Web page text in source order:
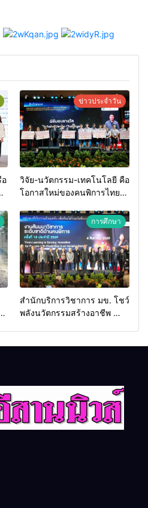
อ
ข่าวประจำวัน
วิจัย-นวัตกรรม-เทคโนโลยี คือ
โอกาสใหม่ของคนพิการไทย
ประเทศ
การศึกษา
สำนักบริการวิชาการ มข. โชว์
พลังนวัตกรรมสร้างอาชีพ นำ